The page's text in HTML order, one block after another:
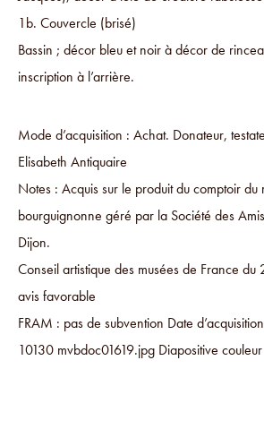
1b. Couvercle (brisé)
Bassin ; décor bleu et noir à décor de
inscription à l’arrière.
Mode d’acquisition : Achat. Donateur,
Elisabeth Antiquaire
Notes : Acquis sur le produit du comptoir du
bourguignonne géré par la Société des
Dijon.
Conseil artistique des musées de France
avis favorable
FRAM : pas de subvention Date
10130 mvbdoc01619.jpg Diapositive